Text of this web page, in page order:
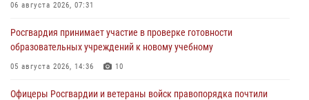
06 августа 2026, 07:31
Росгвардия принимает участие в проверке готовности
образовательных учреждений к новому учебному
05 августа 2026, 14:36 10
Офицеры Росгвардии и ветераны войск правопорядка почтили